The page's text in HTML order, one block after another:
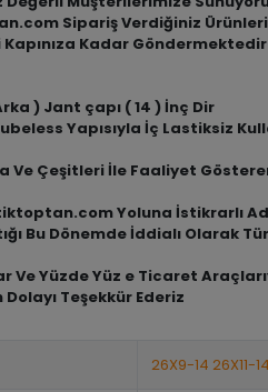
Sipariş Verdiğiniz
Kadar Göndermektedir
) Jant çapı ( 14 ) İnç Dir
Yapısıyla İç Lastiksiz
Ve Çeşitleri İle Faaliyet
Yoluna İstikrarlı
Bu Dönemde İddialı Olarak
Yüzde Yüz e Ticaret
Teşekkür Ederiz
26X9-14 26X11-